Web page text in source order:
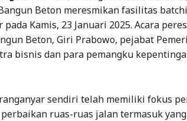
Beton meresmikan fasilitas
Kamis, 23 Januari 2025. Acara
Beton, Giri Prabowo, pejabat
bisnis dan para pemangku
sendiri telah memiliki fokus
ruas-ruas jalan termasuk